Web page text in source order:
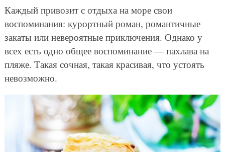
Каждый привозит с отдыха на море свои
воспоминания: курортный роман, романтичные
закаты или невероятные приключения. Однако у
всех есть одно общее воспоминание — пахлава на
пляже. Такая сочная, такая красивая, что устоять
невозможно.